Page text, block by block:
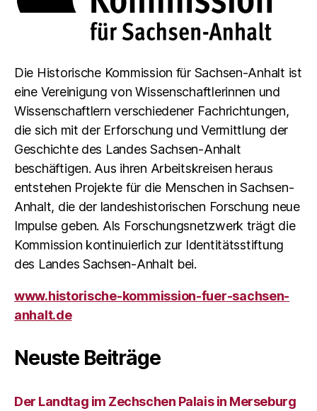
Die Historische Kommission für Sachsen-Anhalt ist
eine Vereinigung von Wissenschaftlerinnen und
Wissenschaftlern verschiedener Fachrichtungen,
die sich mit der Erforschung und Vermittlung der
Geschichte des Landes Sachsen-Anhalt
beschäftigen. Aus ihren Arbeitskreisen heraus
entstehen Projekte für die Menschen in Sachsen-
Anhalt, die der landeshistorischen Forschung neue
Impulse geben. Als Forschungsnetzwerk trägt die
Kommission kontinuierlich zur Identitätsstiftung
des Landes Sachsen-Anhalt bei.
www.historische-kommission-fuer-sachsen-
anhalt.de
Neuste Beiträge
Der Landtag im Zechschen Palais in Merseburg